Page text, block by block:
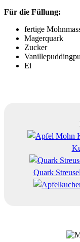
Für die Füllung:
fertige
Magerquark
Zucker
Ei
Quark